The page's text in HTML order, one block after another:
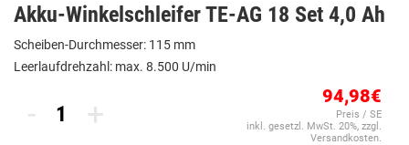
Akku-Winkelschleifer TE-AG 18 Set 4,0 Ah
Scheiben-Durchmesser: 115 mm
Leerlaufdrehzahl: max. 8.500 U/min
- + 94,98€
Preis / SE
inkl. gesetzl. MwSt. 20%, zzgl.
Versandkosten.